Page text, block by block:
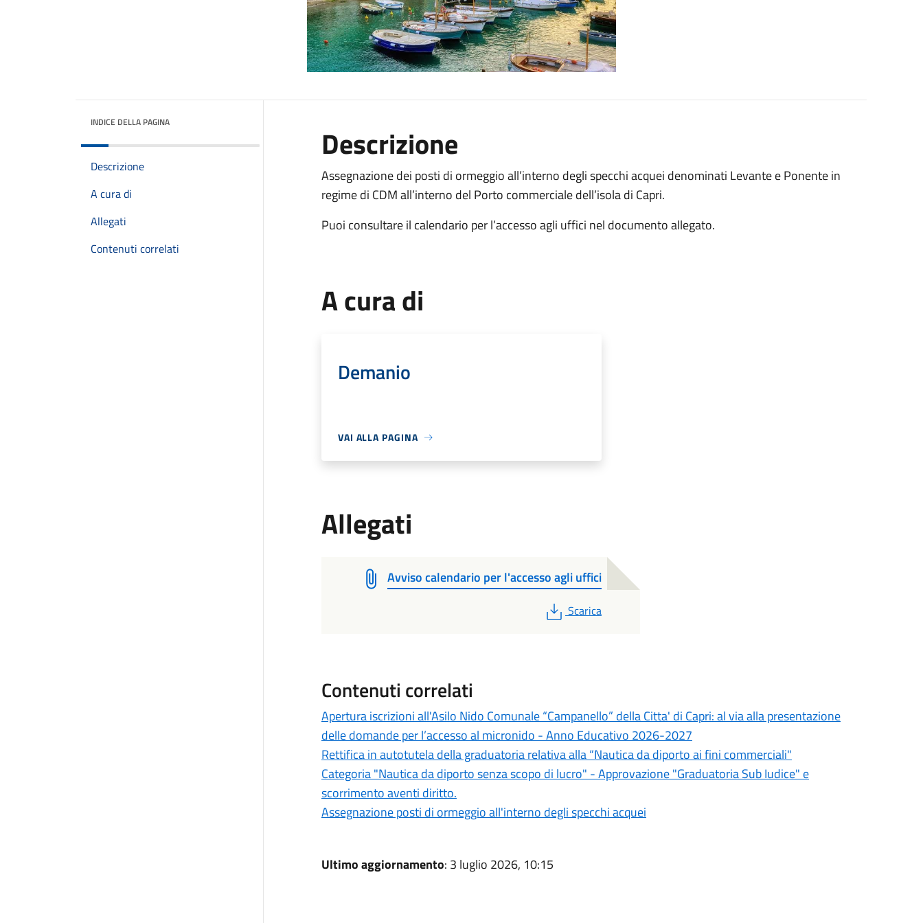
INDICE DELLA PAGINA
Descrizione
A cura di
Allegati
Contenuti correlati
Descrizione
Assegnazione dei posti di ormeggio all’interno degli specchi acquei denominati Levante e Ponente in
regime di CDM all’interno del Porto commerciale dell’isola di Capri.
Puoi consultare il calendario per l’accesso agli uffici nel documento allegato.
A cura di
Demanio
VAI ALLA PAGINA
Allegati
Avviso calendario per l'accesso agli uffici
PDF
Scarica
Contenuti correlati
Apertura iscrizioni all'Asilo Nido Comunale “Campanello” della Citta' di Capri: al via alla presentazione
delle domande per l’accesso al micronido - Anno Educativo 2026-2027
Rettifica in autotutela della graduatoria relativa alla “Nautica da diporto ai fini commerciali"
Categoria "Nautica da diporto senza scopo di lucro" - Approvazione "Graduatoria Sub Iudice" e
scorrimento aventi diritto.
Assegnazione posti di ormeggio all'interno degli specchi acquei
Ultimo aggiornamento: 3 luglio 2026, 10:15